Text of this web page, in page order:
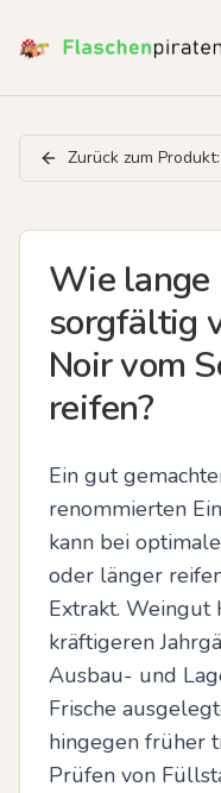
Zurück zum Produkt:
Wie lange
sorgfältig
Noir vom
reifen?
Ein gut
renommierten
kann bei
oder länger
Extrakt. Weingut
kräftigeren
Ausbau- und
Frische
hingegen früher
Prüfen von